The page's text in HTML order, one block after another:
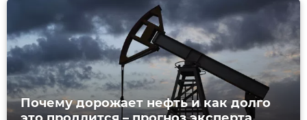
Почему дорожает нефть и как долго